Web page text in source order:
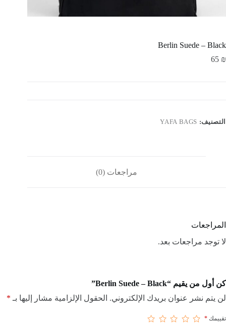
Berlin Suede – Black
65 ₪
التصنيف: YAFA BAGS
مراجعات (0)
المراجعات
لا توجد مراجعات بعد.
كن أول من يقيم “Berlin Suede – Black”
لن يتم نشر عنوان بريدك الإلكتروني. الحقول الإلزامية مشار إليها بـ *
تقييمك *